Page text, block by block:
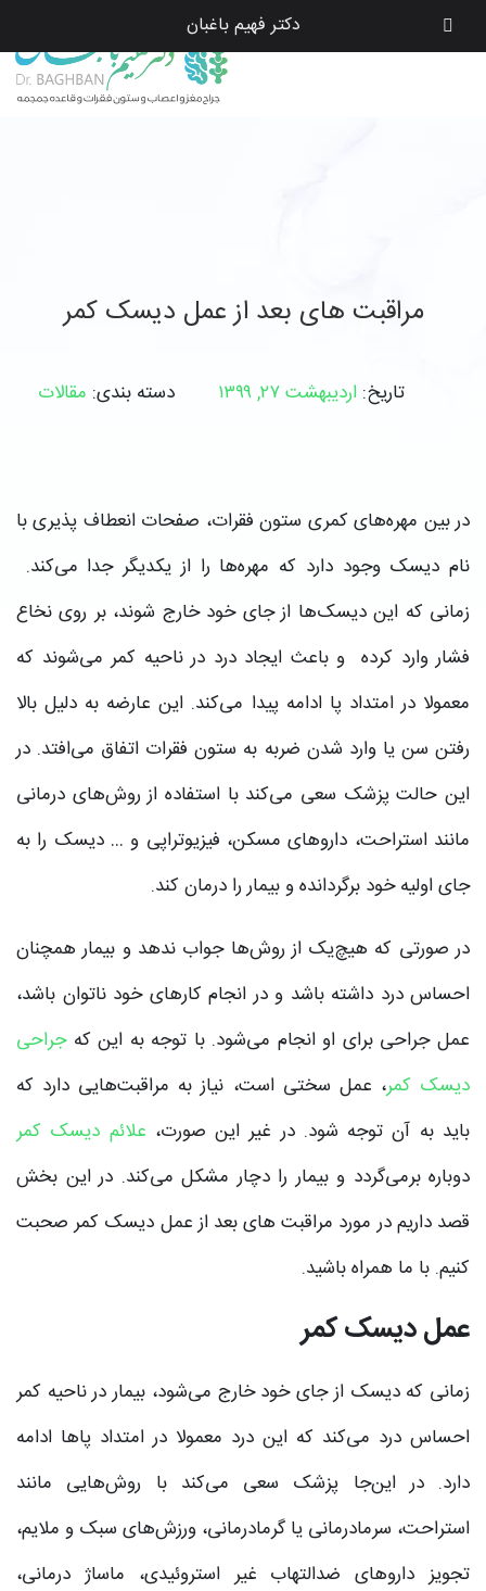
دکتر فهیم باغبان
مراقبت های بعد از عمل دیسک کمر
تاریخ: اردیبهشت ۲۷, ۱۳۹۹ دسته بندی: مقالات
در بین مهره‌های کمری ستون فقرات، صفحات انعطاف پذیری با
نام دیسک وجود دارد که مهره‌ها را از یکدیگر جدا می‌کند.
زمانی که این دیسک‌ها از جای خود خارج شوند، بر روی نخاع
فشار وارد کرده و باعث ایجاد درد در ناحیه کمر می‌شوند که
معمولا در امتداد پا ادامه پیدا می‌کند. این عارضه به دلیل بالا
رفتن سن یا وارد شدن ضربه به ستون فقرات اتفاق می‌افتد. در
این حالت پزشک سعی می‌کند با استفاده از روش‌های درمانی
مانند استراحت، داروهای مسکن، فیزیوتراپی و … دیسک را به
جای اولیه خود برگردانده و بیمار را درمان کند.
در صورتی که هیچ‌یک از روش‌ها جواب ندهد و بیمار همچنان
احساس درد داشته باشد و در انجام کارهای خود ناتوان باشد،
عمل جراحی برای او انجام می‌شود. با توجه به این کهجراحی
دیسک کمر، عمل سختی است، نیاز به مراقبت‌هایی دارد که
باید به آن توجه شود. در غیر این صورت، علائم دیسک کمر
دوباره برمی‌گردد و بیمار را دچار مشکل می‌کند. در این بخش
قصد داریم در مورد مراقبت های بعد از عمل دیسک کمر صحبت
کنیم. با ما همراه باشید.
عمل دیسک کمر
زمانی که دیسک از جای خود خارج می‌شود، بیمار در ناحیه کمر
احساس درد می‌کند که این درد معمولا در امتداد پاها ادامه
دارد. در این‌جا پزشک سعی می‌کند با روش‌هایی مانند
استراحت، سرمادرمانی یا گرمادرمانی، ورزش‌های سبک و ملایم،
تجویز داروهای ضدالتهاب غیر استروئیدی، ماساژ درمانی،